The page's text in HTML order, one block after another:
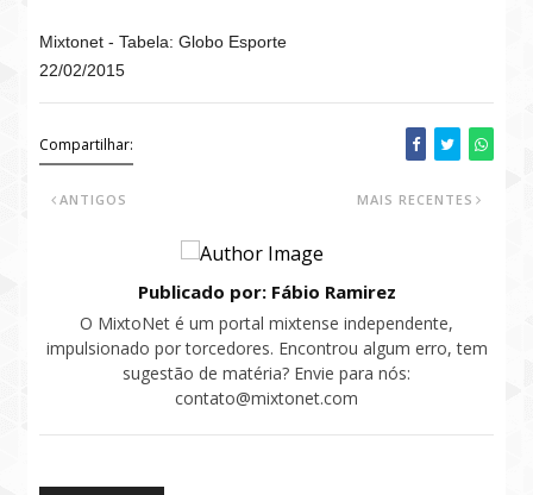
Mixtonet - Tabela: Globo Esporte
22/02/2015
Compartilhar:
MAIS RECENTES
ANTIGOS
Publicado por: Fábio Ramirez
O MixtoNet é um portal mixtense independente,
impulsionado por torcedores. Encontrou algum erro, tem
sugestão de matéria? Envie para nós:
contato@mixtonet.com